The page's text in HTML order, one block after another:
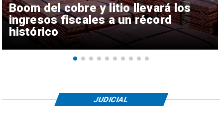
Boom del cobre y litio llevará los
ingresos fiscales a un récord
histórico
JUDICIAL